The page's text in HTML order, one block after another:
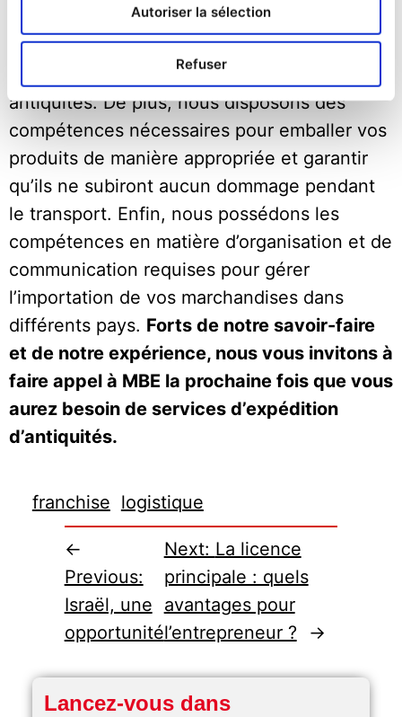
Autoriser la sélection
Refuser
expérience de la collaboration avec des
marchands et des collectionneurs, pour
l’expédition de leurs divers objets d’art et
antiquités. De plus, nous disposons des
compétences nécessaires pour emballer vos
produits de manière appropriée et garantir
qu’ils ne subiront aucun dommage pendant
le transport. Enfin, nous possédons les
compétences en matière d’organisation et de
communication requises pour gérer
l’importation de vos marchandises dans
différents pays. Forts de notre savoir-faire
et de notre expérience, nous vous invitons à
faire appel à MBE la prochaine fois que vous
aurez besoin de services d’expédition
d’antiquités.
franchise logistique
←
Previous:
Israël, une
opportunité
Next: La licence
principale : quels
avantages pour
l’entrepreneur ?
→
Lancez-vous dans